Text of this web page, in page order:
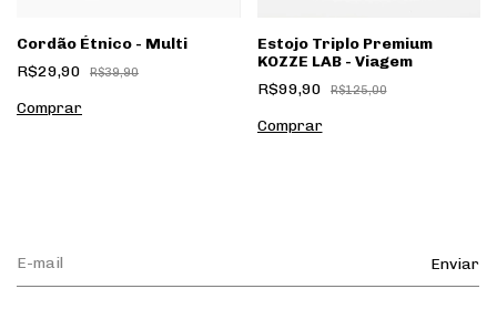
Cordão Étnico - Multi
R$29,90
R$39,90
Estojo Triplo Premium
KOZZE LAB - Viagem
R$99,90
R$125,00